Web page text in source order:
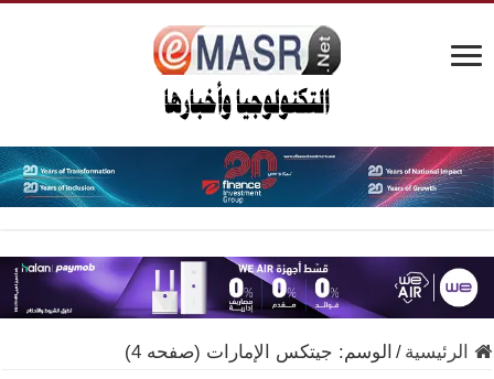
الرئيسية / الوسم: جيتكس الإمارات (صفحه 4)